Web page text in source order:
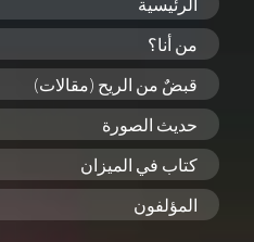
من أنا؟
قبضٌ من الريح (مقالات)
حديث الصورة
كتاب في الميزان
المؤلفون